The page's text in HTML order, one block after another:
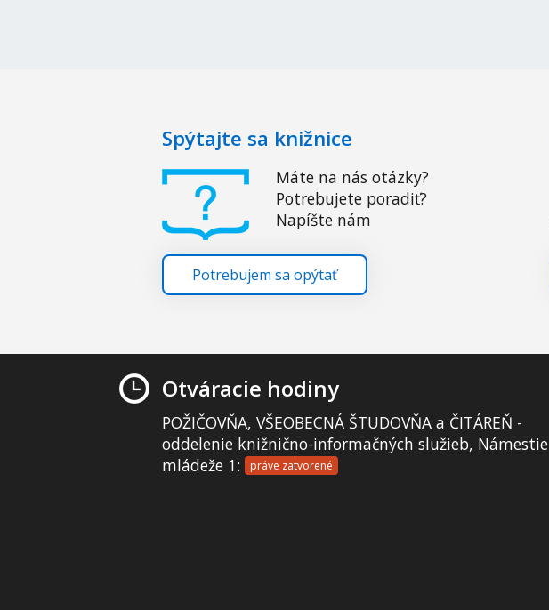
Spýtajte sa knižnice
Máte na nás otázky?
Potrebujete poradiť?
Napíšte nám
Potrebujem sa opýtať
Otváracie hodiny
POŽIČOVŇA, VŠEOBECNÁ ŠTUDOVŇA a ČITÁREŇ -
oddelenie knižnično-informačných služieb, Námestie
mládeže 1:
práve zatvorené